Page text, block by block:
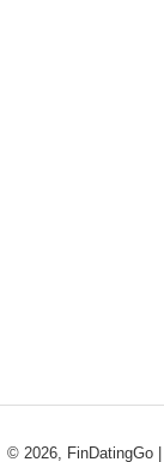
© 2026, FinDatingGo |